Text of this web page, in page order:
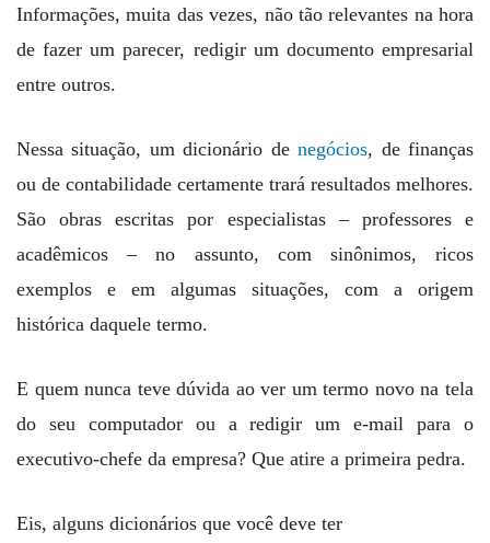
Informações, muita das vezes, não tão relevantes na hora
de fazer um parecer, redigir um documento empresarial
entre outros.
Nessa situação, um dicionário denegócios, de finanças
ou de contabilidade certamente trará resultados melhores.
São obras escritas por especialistas – professores e
acadêmicos – no assunto, com sinônimos, ricos
exemplos e em algumas situações, com a origem
histórica daquele termo.
E quem nunca teve dúvida ao ver um termo novo na tela
do seu computador ou a redigir um e-mail para o
executivo-chefe da empresa? Que atire a primeira pedra.
Eis, alguns dicionários que você deve ter